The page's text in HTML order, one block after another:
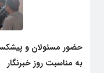
حضور مسئولان و
به مناسبت روز خبرنگار